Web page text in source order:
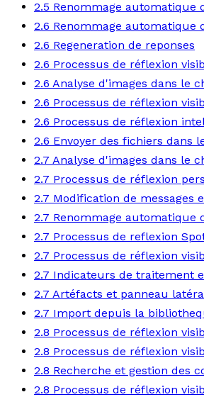
2.5 Renommage automatique
2.6 Renommage automatique
2.6 Regeneration de reponses
2.6 Processus de réflexion
2.6 Analyse d'images dans le
2.6 Processus de réflexion
2.6 Processus de réflexion
2.6 Envoyer des fichiers dans
2.7 Analyse d'images dans le
2.7 Processus de réflexion
2.7 Modification de messages
2.7 Renommage automatique
2.7 Processus de reflexion
2.7 Processus de réflexion
2.7 Indicateurs de traitement
2.7 Artéfacts et panneau
2.7 Import depuis la
2.8 Processus de réflexion
2.8 Processus de réflexion
2.8 Recherche et gestion des
2.8 Processus de réflexion